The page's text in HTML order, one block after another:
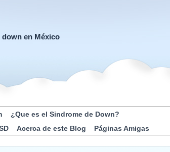
en México
¿Que es el Sindrome de Down?
Acerca de este Blog Páginas Amigas